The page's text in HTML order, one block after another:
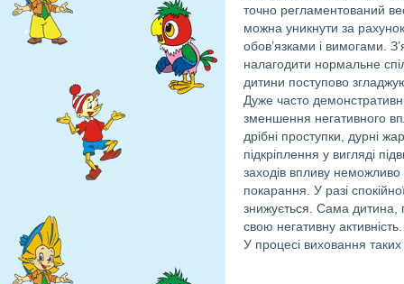
точно регламентований
можна уникнути за
обов’язками і вимогами.
налагодити нормальне
дитини поступово
Дуже часто
зменшення негативного
дрібні проступки, дурні
підкріплення у вигляді
заходів впливу неможливо
покарання. У разі
знижується. Сама дитина,
свою негативну активність.
У процесі виховання